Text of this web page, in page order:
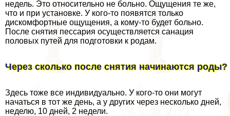
недель. Это относительно не больно. Ощущения те же,
что и при установке. У кого-то появятся только
дискомфортные ощущения, а кому-то будет больно.
После снятия пессария осуществляется санация
пoлoвых путей для подготовки к родам.
Через сколько после снятия начинаются роды?
Здесь тоже все индивидуально. У кого-то они могут
начаться в тот же день, а у других через несколько дней,
неделю, 10 дней, 2 недели.